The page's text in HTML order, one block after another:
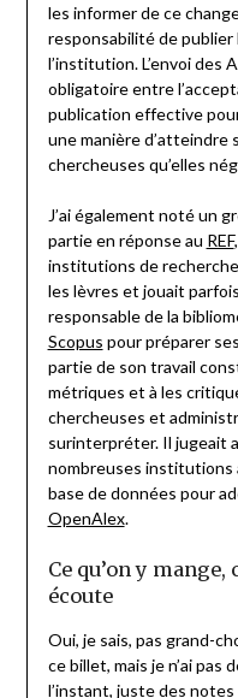
les informer de ce
responsabilité de
l’institution. L’envoi des
obligatoire entre
publication effective
une manière d’atteindre
chercheuses qu’elles
J’ai également noté un
partie en réponse au REF
institutions de
les lèvres et jouait
responsable de la
Scopus pour préparer
partie de son travail
métriques et à les
chercheuses et
surinterpréter. Il jugeait
nombreuses institutions
base de données pour
OpenAlex.
Ce qu’on y mange,
écoute
Oui, je sais, pas grand-
ce billet, mais je n’ai pas
l’instant, juste des